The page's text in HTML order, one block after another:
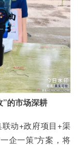
”的市场深耕
联动+政府项目+渠
企一策”方案，将